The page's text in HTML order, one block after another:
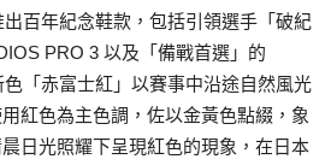
百年紀念鞋款，包括引領選手「破紀
PRO 3 以及「備戰首選」的
「赤富士紅」以賽事中沿途自然風光
紅色為主色調，佐以金黃色點綴，象
日光照耀下呈現紅色的現象，在日本